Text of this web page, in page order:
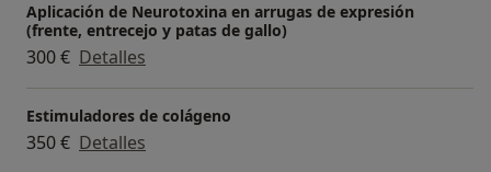
Aplicación de Neurotoxina en arrugas de expresión
(frente, entrecejo y patas de gallo)
300 € Detalles
Estimuladores de colágeno
350 € Detalles